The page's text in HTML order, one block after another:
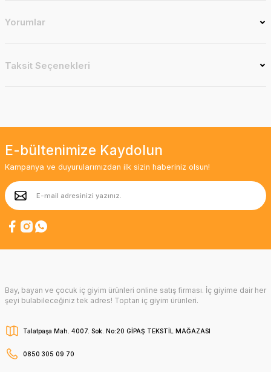
Yorumlar
Taksit Seçenekleri
E-bültenimize Kaydolun
Kampanya ve duyurularımızdan ilk sizin haberiniz olsun!
Bay, bayan ve çocuk iç giyim ürünleri online satış firması. İç giyime dair her
şeyi bulabileceğiniz tek adres! Toptan iç giyim ürünleri.
Talatpaşa Mah. 4007. Sok. No:20 GİPAŞ TEKSTİL MAĞAZASI
0850 305 09 70